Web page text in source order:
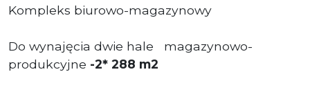
Kompleks biurowo-magazynowy
Do wynajęcia dwie hale magazynowo-
produkcyjne -2* 288 m2